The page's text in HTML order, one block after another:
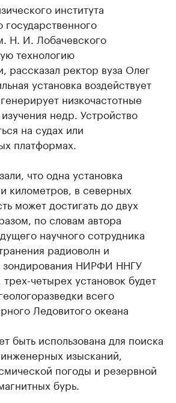
института
Н. И. Лобачевского
технологию
рассказал ректор вуза Олег
установка воздействует
низкочастотные
недр. Устройство
на судах или
платформах.
что одна установка
километров, в северных
может достигать до двух
по словам автора
научного сотрудника
радиоволн и
зондирования НИРФИ ННГУ
четырех установок будет
всего
Ледовитого океана
быть использована для поиска
изысканий,
погоды и резервной
бурь.